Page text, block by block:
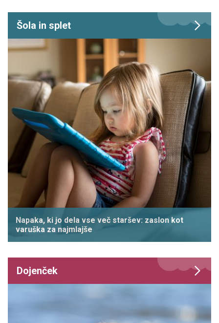
Šola in splet
Napaka, ki jo dela vse več staršev: zaslon kot
varuška za najmlajše
Dojenček